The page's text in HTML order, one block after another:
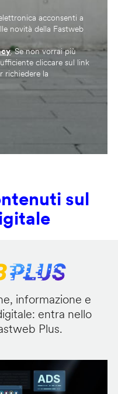
acconsenti a
novità della Fastweb
. Se non vorrai più
cliccare sul link
richiedere la
sul
informazione e
entra nello
Plus.